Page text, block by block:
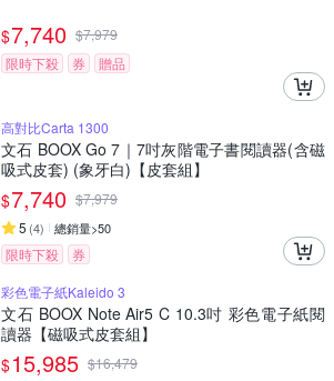
$7,740 $7,979
限時下殺
券 贈品
高對比Carta 1300
文石 BOOX Go 7｜7吋灰階電子書閱讀器(含磁
吸式皮套) (象牙白)【皮套組】
$7,740 $7,979
5 (4) 總銷量>50
限時下殺
券
彩色電子紙Kaleido 3
文石 BOOX Note Air5 C 10.3吋 彩色電子紙閱
讀器【磁吸式皮套組】
$15,985 $16,479